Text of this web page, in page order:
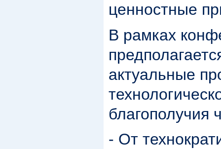
ценностные
В рамках
актуальные
благополучия
- От